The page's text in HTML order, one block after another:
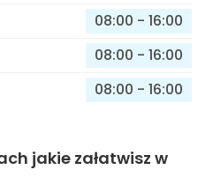
08:00 - 16:00
08:00 - 16:00
08:00 - 16:00
jakie załatwisz w